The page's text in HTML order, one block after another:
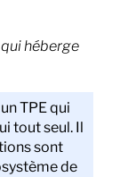
héberge
TPE qui
tout seul. Il
sont
de